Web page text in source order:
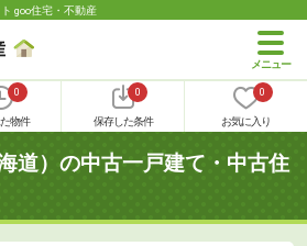
goo住宅・不動産
0
物件
0
保存した条件
0
お気に入り
道）の中古一戸建て・中古住